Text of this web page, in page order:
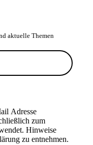
aktuelle Themen
Adresse
zum
Hinweise
zu entnehmen.